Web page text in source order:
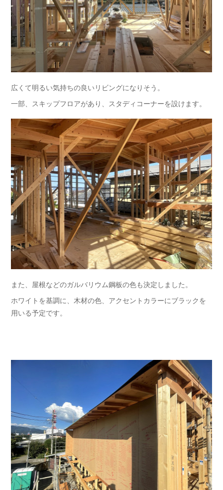
広くて明るい気持ちの良いリビングになりそう。
一部、スキップフロアがあり、スタディコーナーを設けます。
また、屋根などのガルバリウム鋼板の色も決定しました。
ホワイトを基調に、木材の色、アクセントカラーにブラックを
用いる予定です。